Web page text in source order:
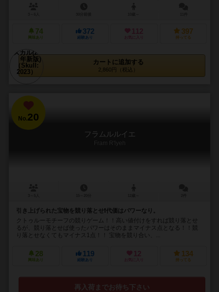
74
興味あり
372
経験あり
112
お気に入り
397
持ってる
カートに追加する
2,860円（税込）
No.20
フラムルルイエ
Fram R'lyeh
引き上げられた宝物を競り落とせ❗代価はパワーなり。
クトゥルーモチーフの競りゲーム！！高い値付けをすれば競り落とせ
るが、競り落とせば使ったパワーはそのままマイナス点となる！！競
り落とせなくてもマイナス1点！！ 宝物を競り合い、...
28
興味あり
119
経験あり
12
お気に入り
134
持ってる
再入荷までお待ち下さい